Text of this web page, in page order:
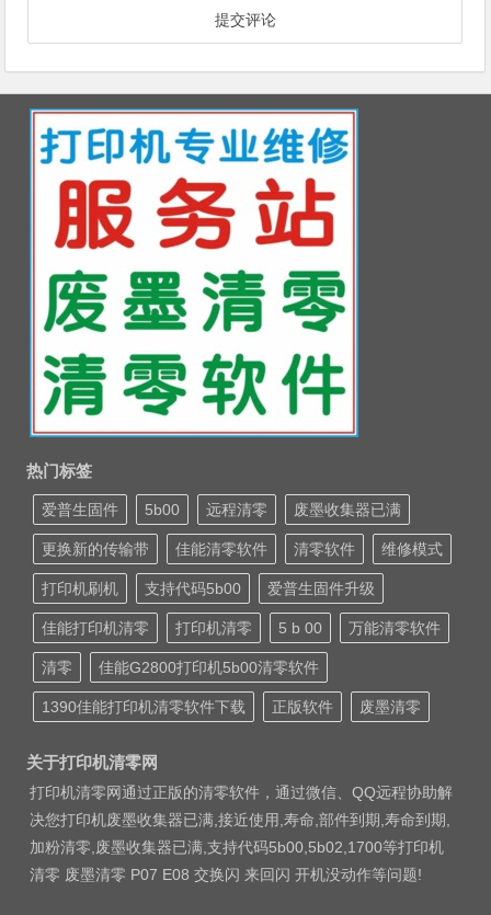
热门标签
爱普生固件 5b00 远程清零 废墨收集器已满
更换新的传输带 佳能清零软件 清零软件 维修模式
打印机刷机 支持代码5b00 爱普生固件升级
佳能打印机清零 打印机清零 5 b 00 万能清零软件
清零 佳能G2800打印机5b00清零软件
1390佳能打印机清零软件下载 正版软件 废墨清零
关于打印机清零网
打印机清零网通过正版的清零软件，通过微信、QQ远程协助解
决您打印机废墨收集器已满,接近使用,寿命,部件到期,寿命到期,
加粉清零,废墨收集器已满,支持代码5b00,5b02,1700等打印机
清零 废墨清零 P07 E08 交换闪 来回闪 开机没动作等问题!